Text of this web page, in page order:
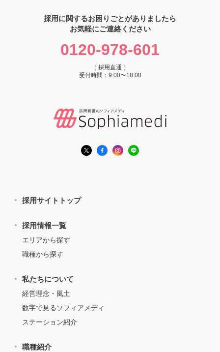
採用に関するお困りごとがありましたら
お気軽にご連絡ください
0120-978-601
（ 採用直通 ）
受付時間：9:00〜18:00
採用サイトトップ
採用情報一覧
エリアから探す
職種から探す
私たちについて
経営理念・風土
数字で見るソフィアメディ
ステーション紹介
職種紹介